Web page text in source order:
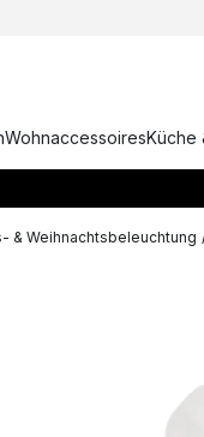
WohnaccessoiresKüche
& Weihnachtsbeleuchtung